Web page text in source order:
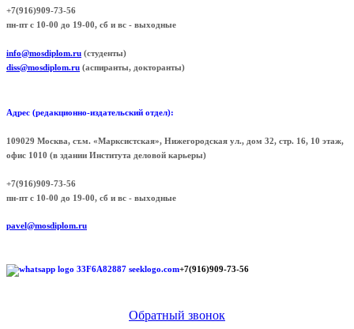
+7(916)909-73-56
пн-пт с 10-00 до 19-00, сб и вс - выходные
info@mosdiplom.ru (студенты)
diss@mosdiplom.ru (аспиранты, докторанты)
Адрес (редакционно-издательский отдел):
109029 Москва, ст.м. «Марксистская», Нижегородская ул., дом 32, стр. 16, 10 этаж,
офис 1010 (в здании Института деловой карьеры)
+7(916)909-73-56
пн-пт с 10-00 до 19-00, сб и вс - выходные
pavel@mosdiplom.ru
+7(916)909-73-56
Обратный звонок